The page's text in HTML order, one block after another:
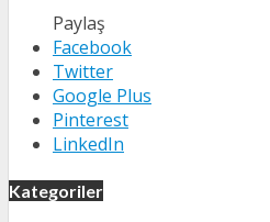
Paylaş
Facebook
Twitter
Google Plus
Pinterest
LinkedIn
Kategoriler